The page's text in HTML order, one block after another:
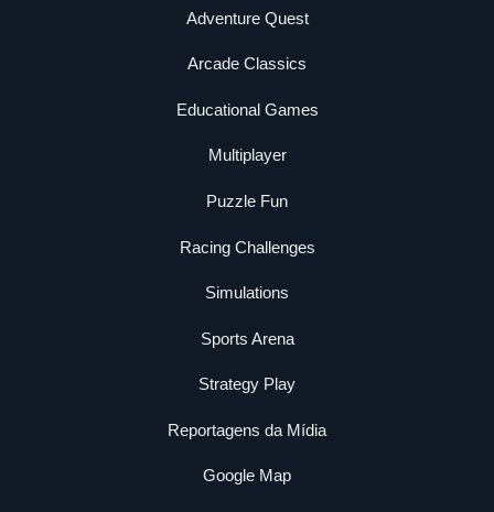
Adventure Quest
Arcade Classics
Educational Games
Multiplayer
Puzzle Fun
Racing Challenges
Simulations
Sports Arena
Strategy Play
Reportagens da Mídia
Google Map